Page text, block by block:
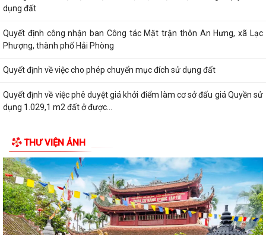
dụng đất
Quyết định công nhận ban Công tác Mặt trận thôn An Hưng, xã Lạc
Phượng, thành phố Hải Phòng
Quyết định về việc cho phép chuyển mục đích sử dụng đất
Quyết định về việc phê duyệt giá khởi điểm làm cơ sở đấu giá Quyền sử
dụng 1.029,1 m2 đất ở được...
1.029,1 m2 đất ở được chia thành 12 lô...
Thông báo về việc niêm yết công khai danh mục thủ tục hành chính
ban hành mới, được sửa đổi, bổ...
Quyết định công nhận kết quả cho thôi làm Trưởng thôn Đoàn Khê
nhiệm kỳ 2024-2027
THƯ VIỆN ẢNH